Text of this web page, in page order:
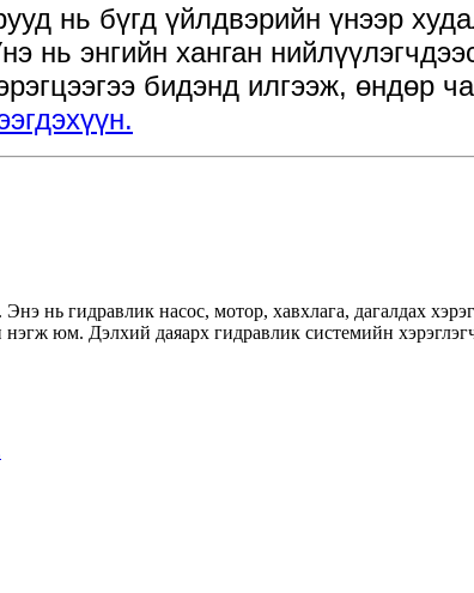
нь бүгд үйлдвэрийн үнээр
нь энгийн ханган
бидэнд илгээж, өндөр
нь гидравлик насос, мотор, хавхлага, дагалдах
юм. Дэлхий даяарх гидравлик системийн